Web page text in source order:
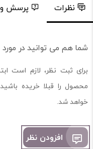
نظرات پرسش
شما هم می توانید در مورد
برای ثبت نظر، لازم است
محصول را قبلا خریده
خواهد شد.
افزودن نظر